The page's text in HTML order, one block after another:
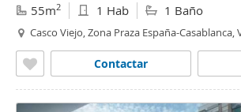
55m2 1 Hab 1 Baño
Casco Viejo, Zona Praza España-Casablanca,
Contactar